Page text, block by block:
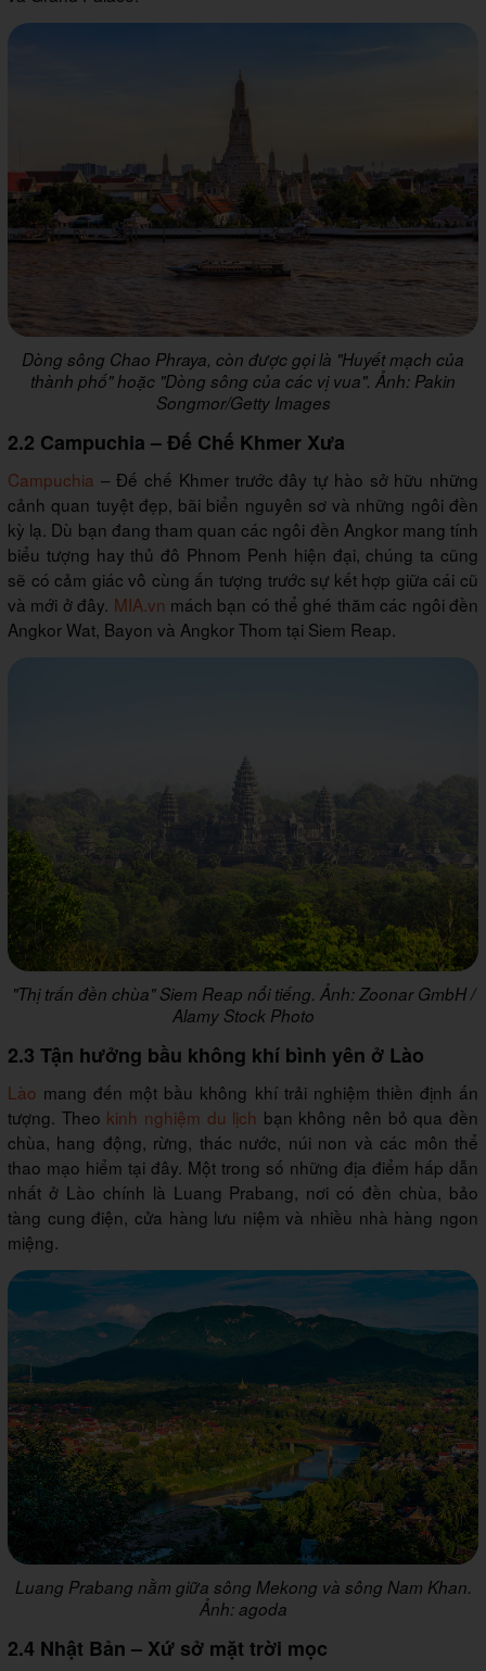
Dòng sông Chao Phraya, còn được gọi là "Huyết mạch của
thành phố" hoặc "Dòng sông của các vị vua". Ảnh: Pakin
Songmor/Getty Images
2.2 Campuchia – Đế Chế Khmer Xưa
Campuchia – Đế chế Khmer trước đây tự hào sở hữu những
cảnh quan tuyệt đẹp, bãi biển nguyên sơ và những ngôi đền
kỳ lạ. Dù bạn đang tham quan các ngôi đền Angkor mang tính
biểu tượng hay thủ đô Phnom Penh hiện đại, chúng ta cũng
sẽ có cảm giác vô cùng ấn tượng trước sự kết hợp giữa cái cũ
và mới ở đây. MIA.vn mách bạn có thể ghé thăm các ngôi đền
Angkor Wat, Bayon và Angkor Thom tại Siem Reap.
"Thị trấn đền chùa" Siem Reap nổi tiếng. Ảnh: Zoonar GmbH /
Alamy Stock Photo
2.3 Tận hưởng bầu không khí bình yên ở Lào
Lào mang đến một bầu không khí trải nghiệm thiền định ấn
tượng. Theo kinh nghiệm du lịch bạn không nên bỏ qua đền
chùa, hang động, rừng, thác nước, núi non và các môn thể
thao mạo hiểm tại đây. Một trong số những địa điểm hấp dẫn
nhất ở Lào chính là Luang Prabang, nơi có đền chùa, bảo
tàng cung điện, cửa hàng lưu niệm và nhiều nhà hàng ngon
miệng.
Luang Prabang nằm giữa sông Mekong và sông Nam Khan.
Ảnh: agoda
2.4 Nhật Bản – Xứ sở mặt trời mọc